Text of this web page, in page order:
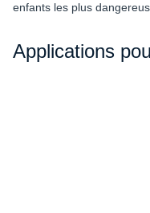
enfants les plus
Applications